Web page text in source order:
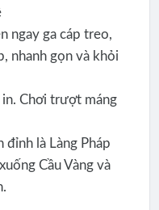
ngay ga cáp treo,
nhanh gọn và khỏi
in. Chơi trượt máng
đỉnh là Làng Pháp
Cầu Vàng và